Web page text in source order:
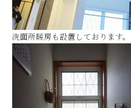
洗面所暖房も設置しております。